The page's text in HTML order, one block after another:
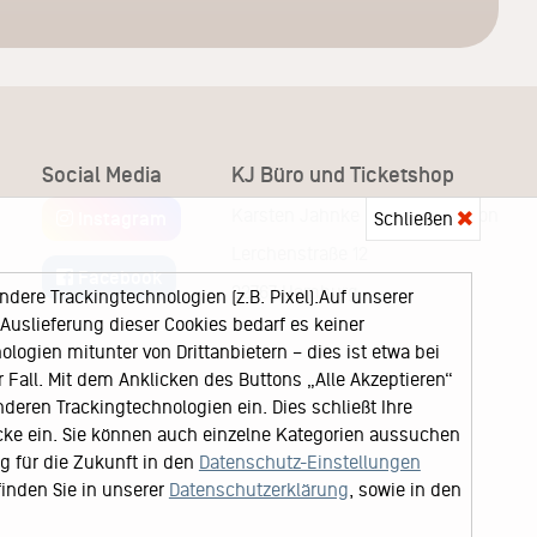
Social Media
Facebook
KJ Büro und Ticketshop
Karsten Jahnke Konzertdirektion
22767 Hamburg
Schließen
Trackingtechnologien (z.B. Pixel).Auf unserer
dieser Cookies bedarf es keiner
mitunter von Drittanbietern – dies ist etwa bei
Mit dem Anklicken des Buttons „Alle Akzeptieren“
Trackingtechnologien ein. Dies schließt Ihre
ein. Sie können auch einzelne Kategorien aussuchen
für die Zukunft in den Datenschutz-Einstellungen
Sie in unserer Datenschutzerklärung , sowie in den